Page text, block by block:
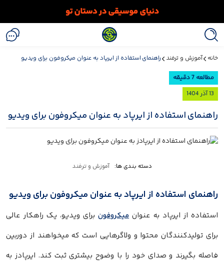
خانه آموزش و ترفند راهنمای استفاده از ایرپاد به عنوان میکروفون برای ویدیو
مطالعه 7 دقیقه
13 آذر 1404
راهنمای استفاده از ایرپاد به عنوان میکروفون برای ویدیو
دسته بندی ها: آموزش و ترفند
راهنمای استفاده از ایرپاد به عنوان میکروفون برای ویدیو
استفاده از ایرپاد به عنوان میکروفون برای ویدیو، یک راهکار عالی
برای تولیدکنندگان محتوا و ولاگرهایی است که میخواهند از دوربین
فاصله بگیرند و صدای خود را با وضوح بیشتری ثبت کند. ایرپادز به